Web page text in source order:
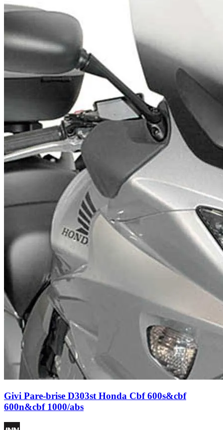
Givi Pare-brise D303st Honda Cbf 600s&cbf
600n&cbf 1000/abs